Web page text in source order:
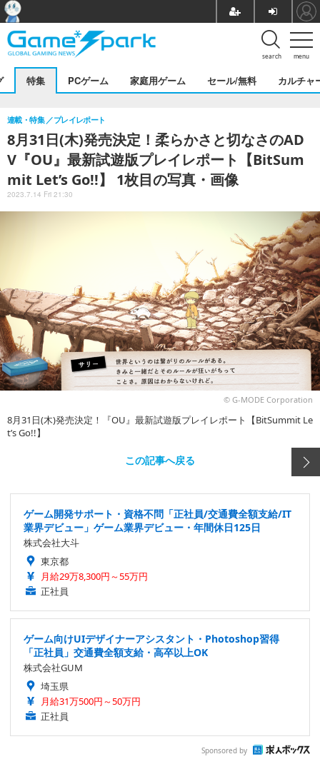
menu
search
特集 PCゲーム 家庭用ゲーム セール/無料 カルチャ
8月31日(木)発売決定！柔らかさと切なさのAD
V『OU』最新試遊版プレイレポート【BitSum
mit Let’s Go!!】 1枚目の写真・画像
連載・特集 プレイレポート
2023.7.14 Fri 21:30
© G-MODE Corporation
8月31日(木)発売決定！『OU』最新試遊版プレイレポート【BitSummit Le
t’s Go!!】
この記事へ戻る
ゲーム開発サポート・資格不問「正社員/交通費全額支給/IT
業界デビュー」ゲーム業界デビュー・年間休日125日
株式会社大斗
東京都
月給29万8,300円～55万円
正社員
ゲーム向けUIデザイナーアシスタント・Photoshop習得
「正社員」交通費全額支給・高卒以上OK
株式会社GUM
埼玉県
月給31万500円～50万円
正社員
Sponsored by